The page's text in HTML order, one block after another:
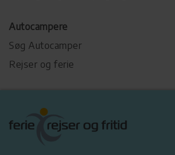
Autocampere
Søg Autocamper
Rejser og ferie